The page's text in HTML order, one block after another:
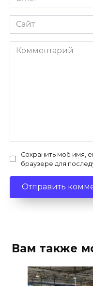
*
Сайт
Комментарий
Сохранить моё имя,
браузере для
Вам также